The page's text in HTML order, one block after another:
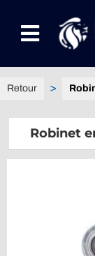
contenuToggle
NOTRE
Robinet